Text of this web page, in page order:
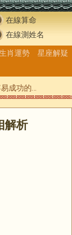
在線算命
在線測姓名
肖運勢
星座解疑
的手相解析
解析